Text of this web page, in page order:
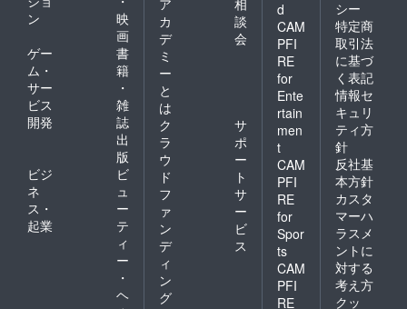
ン
映
画
ゲー
ム・
サー
ビス
開発
書
籍
・
雑
誌
出
版
ビジ
ネ
ス・
起業
ビ
ュ
ー
テ
ィ
ー
・
ヘ
カ
デ
ミ
ー
と
は
談
会
ク
ラ
ウ
ド
フ
ァ
ン
デ
ィ
ン
グ
サ
ポ
ー
ト
サ
ー
ビ
ス
d
CAM
PFI
RE
for
Ente
rtain
men
t
CAM
PFI
RE
for
Spor
ts
CAM
PFI
RE
シー
特定商
取引法
に基づ
く表記
情報セ
キュリ
ティ方
針
反社基
本方針
カスタ
マーハ
ラスメ
ントに
対する
考え方
クッ